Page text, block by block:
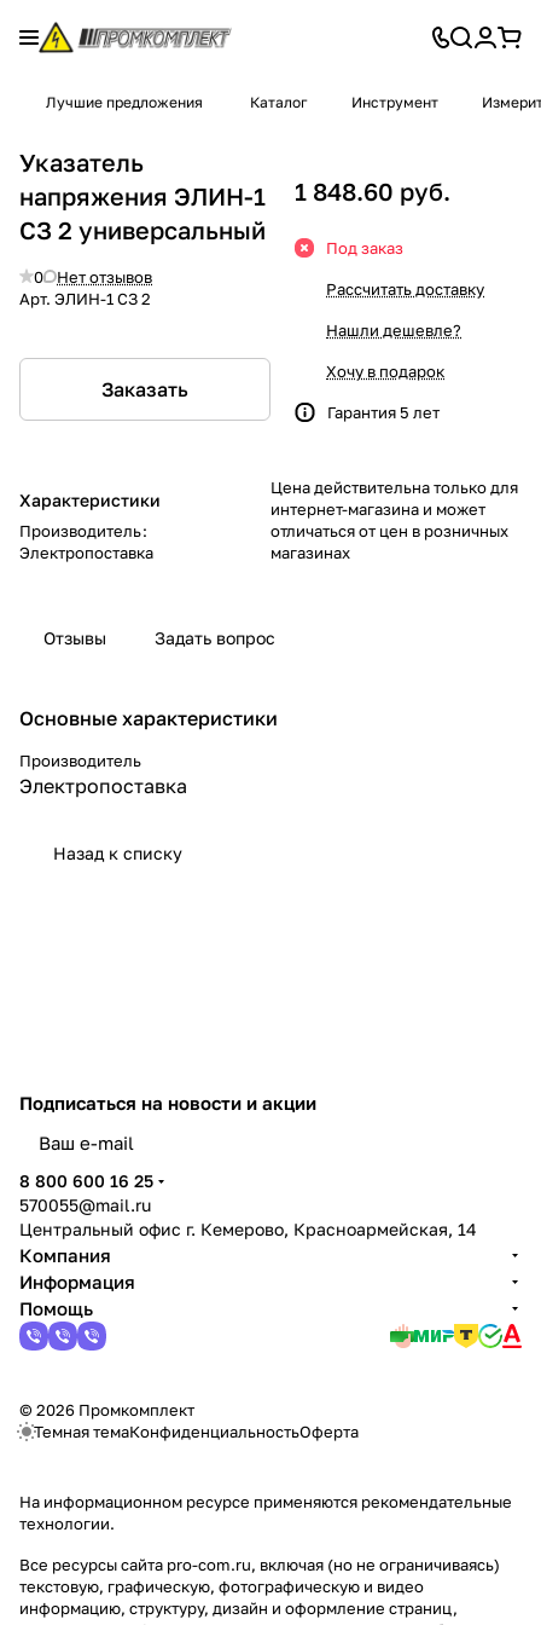
Лучшие предложения Каталог Инструмент
Указатель
напряжения ЭЛИН-1
СЗ 2 универсальный
0
Нет отзывов
Арт. ЭЛИН-1 СЗ 2
Заказать
Характеристики
Производитель:
Электропоставка
1 848.60 руб.
Под заказ
Рассчитать доставку
Нашли дешевле?
Хочу в подарок
Гарантия 5 лет
Цена действительна только для
интернет-магазина и может
отличаться от цен в розничных
магазинах
Отзывы Задать вопрос
Основные характеристики
Производитель
Электропоставка
Назад к списку
Подписаться на новости и акции
8 800 600 16 25
570055@mail.ru
Центральный офис г. Кемерово, Красноармейская, 14
Компания
Информация
Помощь
© 2026 Промкомплект
Темная темаКонфиденциальностьОферта
На информационном ресурсе применяются рекомендательные
технологии.
Все ресурсы сайта pro-com.ru, включая (но не ограничиваясь)
текстовую, графическую, фотографическую и видео
информацию, структуру, дизайн и оформление страниц,